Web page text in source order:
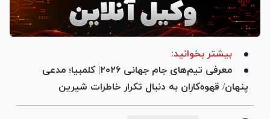
بیشتر بخوانید:
معرفی تیم‌های جام جهانی ۲۰۲۶| کلمبیا؛ مدعی
پنهان/ قهوه‌کاران به دنبال تکرار خاطرات شیرین